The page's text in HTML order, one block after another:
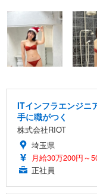
ITインフラエンジニ
手に職がつく
株式会社RIOT
埼玉県
月給30万200円～
正社員